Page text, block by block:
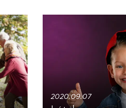
2020.09.07